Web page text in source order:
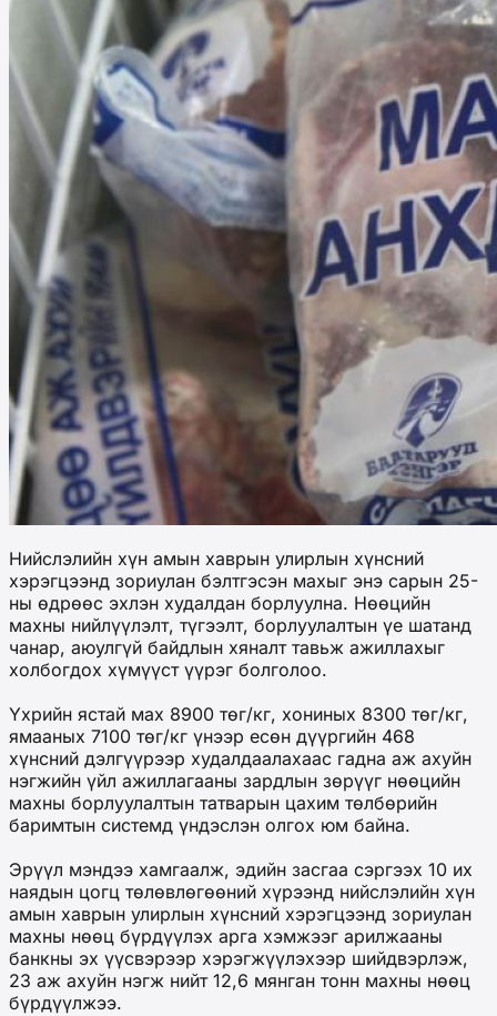
Нийслэлийн хүн амын хаврын улирлын хүнсний
хэрэгцээнд зориулан бэлтгэсэн махыг энэ сарын 25-
ны өдрөөс эхлэн худалдан борлуулна. Нөөцийн
махны нийлүүлэлт, түгээлт, борлуулалтын үе шатанд
чанар, аюулгүй байдлын хяналт тавьж ажиллахыг
холбогдох хүмүүст үүрэг болголоо.
Үхрийн ястай мах 8900 төг/кг, хониных 8300 төг/кг,
ямааных 7100 төг/кг үнээр есөн дүүргийн 468
хүнсний дэлгүүрээр худалдаалахаас гадна аж ахуйн
нэгжийн үйл ажиллагааны зардлын зөрүүг нөөцийн
махны борлуулалтын татварын цахим төлбөрийн
баримтын системд үндэслэн олгох юм байна.
Эрүүл мэндээ хамгаалж, эдийн засгаа сэргээх 10 их
наядын цогц төлөвлөгөөний хүрээнд нийслэлийн хүн
амын хаврын улирлын хүнсний хэрэгцээнд зориулан
махны нөөц бүрдүүлэх арга хэмжээг арилжааны
банкны эх үүсвэрээр хэрэгжүүлэхээр шийдвэрлэж,
23 аж ахуйн нэгж нийт 12,6 мянган тонн махны нөөц
бүрдүүлжээ.